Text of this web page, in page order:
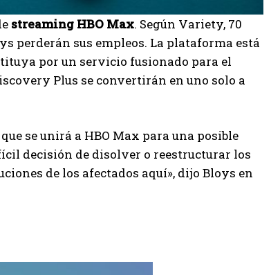
streaming HBO Max. Según Variety, 70
perderán sus empleos. La plataforma está
por un servicio fusionado para el
Plus se convertirán en uno solo a
se unirá a HBO Max para una posible
decisión de disolver o reestructurar los
de los afectados aquí», dijo Bloys en